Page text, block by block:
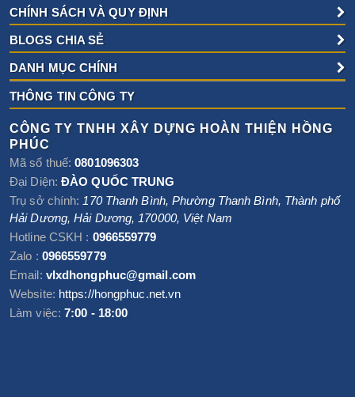
CHÍNH SÁCH VÀ QUY ĐỊNH
BLOGS CHIA SẺ
DANH MỤC CHÍNH
THÔNG TIN CÔNG TY
CÔNG TY TNHH XÂY DỰNG HOÀN THIỆN HỒNG
PHÚC
Mã số thuế:0801096303
Đại Diện: ĐÀO QUỐC TRUNG
Trụ sở chính: 170 Thanh Bình, Phường Thanh Bình, Thành phố
Hải Dương,Hải Dương, 170000, Việt Nam
Hotline CSKH : 0966559779
Zalo : 0966559779
Email: vlxdhongphuc@gmail.com
Website: https://hongphuc.net.vn
Làm việc: 7:00 - 18:00